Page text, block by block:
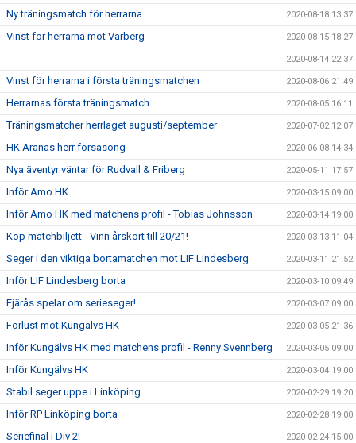
Ny träningsmatch för herrarna 2020-08-18 13:37
Vinst för herrarna mot Varberg 2020-08-15 18:27
2020-08-14 22:37
Vinst för herrarna i första träningsmatchen 2020-08-06 21:49
Herrarnas första träningsmatch 2020-08-05 16:11
Träningsmatcher herrlaget augusti/september 2020-07-02 12:07
HK Aranäs herr försäsong 2020-06-08 14:34
Nya äventyr väntar för Rudvall & Friberg 2020-05-11 17:57
Inför Amo HK 2020-03-15 09:00
Inför Amo HK med matchens profil - Tobias Johnsson 2020-03-14 19:00
Köp matchbiljett - Vinn årskort till 20/21! 2020-03-13 11:04
Seger i den viktiga bortamatchen mot LIF Lindesberg 2020-03-11 21:52
Inför LIF Lindesberg borta 2020-03-10 09:49
Fjärås spelar om serieseger! 2020-03-07 09:00
Förlust mot Kungälvs HK 2020-03-05 21:36
Inför Kungälvs HK med matchens profil - Renny Svennberg 2020-03-05 09:00
Inför Kungälvs HK 2020-03-04 19:00
Stabil seger uppe i Linköping 2020-02-29 19:20
Inför RP Linköping borta 2020-02-28 19:00
Seriefinal i Div 2! 2020-02-24 15:00